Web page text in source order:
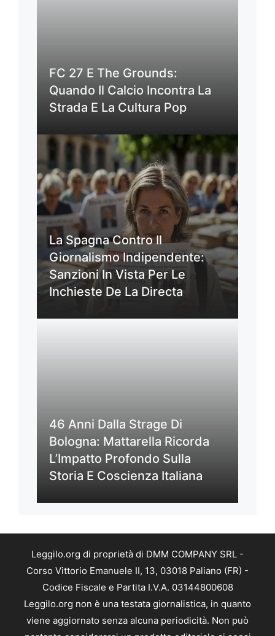
FC 27 E The Grounds:
Quando Il Calcio Incontra La
Strada E La Cultura Pop
La Spagna Contro Il
Giornalismo Indipendente:
Sanzioni In Vista Per Le
Inchieste De La Directa
46 Anni Dalla Strage Di
Bologna: Mattarella Ricorda
L’Impatto Profondo Sulla
Storia E Coscienza Italiana
Leggilo.org di proprietà di DMM COMPANY SRL -
Corso Vittorio Emanuele II, 13, 03018 Paliano (FR) -
Codice Fiscale e Partita I.V.A. 03144800608
Leggilo.org non è una testata giornalistica, in quanto
viene aggiornato senza alcuna periodicità. Non può